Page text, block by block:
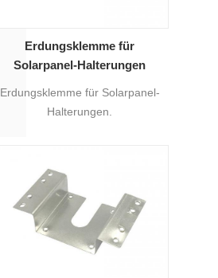
Erdungsklemme für
Solarpanel-Halterungen
Erdungsklemme für Solarpanel-
Halterungen.